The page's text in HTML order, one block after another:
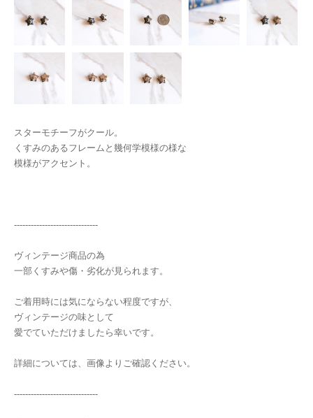
スターモチーフがクール。
くすみのあるフレームと幾何学模様の様な
模様がアクセント。
------------------------------
ヴィンテージ商品の為
一部くすみや傷・劣化が見られます。
ご着用時には気にならない程度ですが、
ヴィンテージの味として
愛でていただけましたら幸いです。
詳細については、画像よりご確認ください。
------------------------------